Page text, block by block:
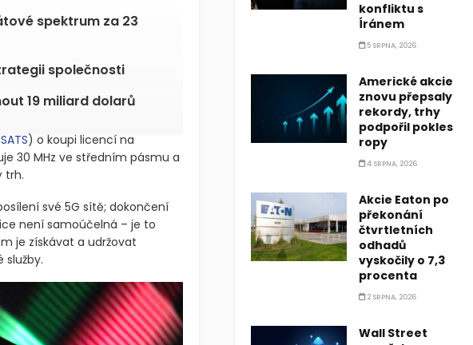
spektrum za 23
společnosti
19 miliard dolarů
SATS) o koupi licencí na
30 MHz ve středním pásmu a
trh.
své 5G sítě; dokončení
není samoúčelná – je to
je získávat a udržovat
služby.
konfliktu s
Íránem
5 SRPNA, 2026
Americké akcie
znovu přepsaly
rekordy, trhy
podpořil pokles
ropy
4 SRPNA, 2026
Akcie Eaton po
překonání
čtvrtletních
odhadů
vyskočily o 7,3
procenta
2 SRPNA, 2026
Wall Street